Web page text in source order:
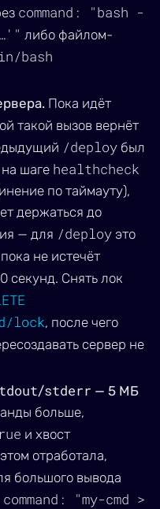
command: "bash -
либо файлом-
bash
Пока идёт
такой вызов вернёт
/deploy был
шаге healthcheck
по таймауту),
держаться до
— для /deploy это
не истечёт
секунд. Снять лок
lock, после чего
сервер не
/stderr — 5 МБ
больше,
и хвост
отработала,
большого вывода
command: "my-cmd >